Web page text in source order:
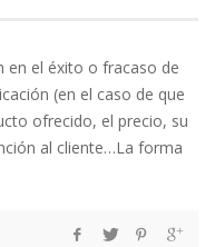
en el éxito o fracaso de
(en el caso de que
ofrecido, el precio, su
al cliente…La forma